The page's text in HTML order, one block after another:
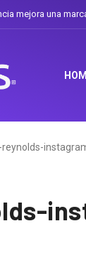
mejora una